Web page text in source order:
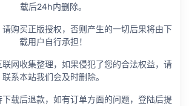
载后24h内删除。
购买正版授权，否则产生的一切后果将由下
载用户自行承担！
网收集整理，如果侵犯了您的合法权益，请
联系本站我们会及时删除。
载后退款，如有订单方面的问题，登陆后提